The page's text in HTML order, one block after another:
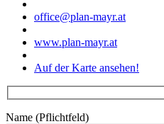
office@plan-mayr.at
www.plan-mayr.at
Auf der Karte ansehen!
Name (Pflichtfeld)